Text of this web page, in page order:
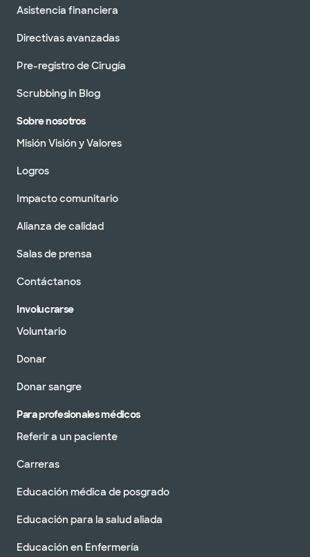
Asistencia financiera
Directivas avanzadas
Pre-registro de Cirugía
Scrubbing in Blog
Sobre nosotros
Misión Visión y Valores
Logros
Impacto comunitario
Alianza de calidad
Salas de prensa
Contáctanos
Involucrarse
Voluntario
Donar
Donar sangre
Para profesionales médicos
Referir a un paciente
Carreras
Educación médica de posgrado
Educación para la salud aliada
Educación en Enfermería